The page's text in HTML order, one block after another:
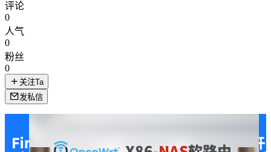
评论
0
人气
0
粉丝
0
关注Ta
发私信